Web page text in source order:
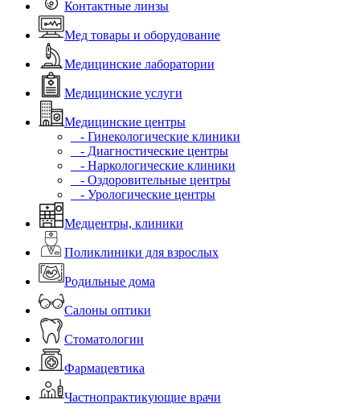
Контактные линзы
Мед товары и оборудование
Медицинские лаборатории
Медицинские услуги
Медицинские центры
- Гинекологические клиники
- Диагностические центры
- Наркологические клиники
- Оздоровительные центры
- Урологические центры
Медцентры, клиники
Поликлиники для взрослых
Родильные дома
Салоны оптики
Стоматологии
Фармацевтика
Частнопрактикующие врачи